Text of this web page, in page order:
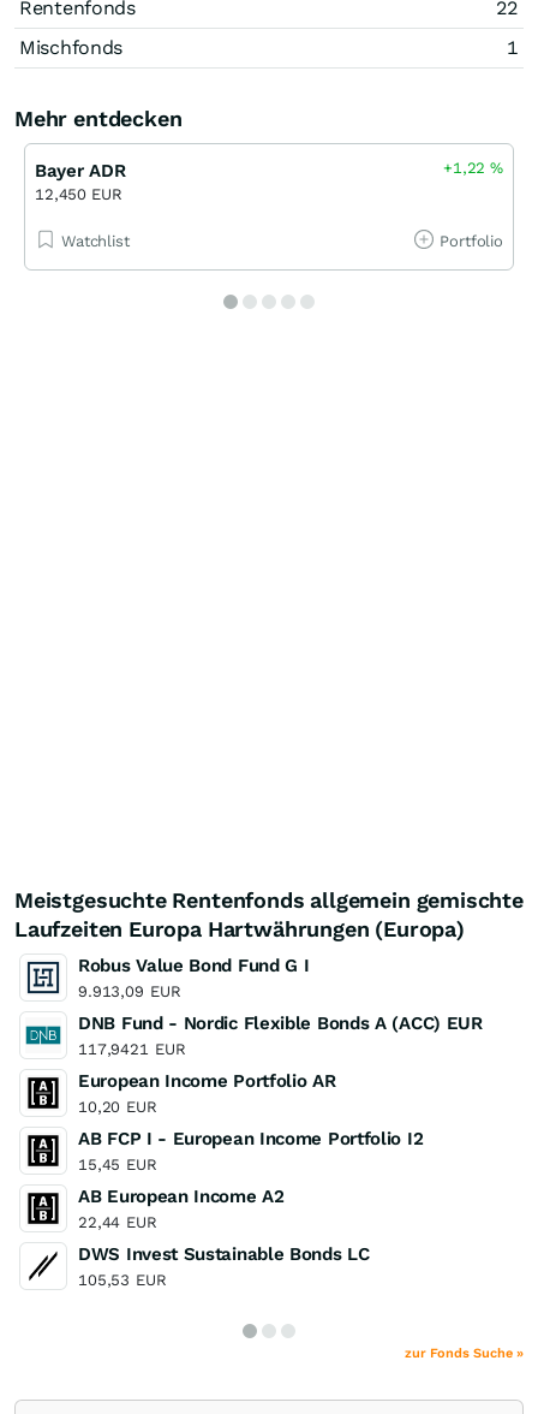
Rentenfonds
22
Mischfonds
1
Mehr entdecken
Bayer ADR
12,450 EUR
+1,22%
Watchlist Portfolio
Meistgesuchte Rentenfonds allgemein gemischte
Laufzeiten Europa Hartwährungen (Europa)
Robus Value Bond Fund G I
9.913,09 EUR
DNB Fund - Nordic Flexible Bonds A (ACC) EUR
117,9421 EUR
European Income Portfolio AR
10,20 EUR
AB FCP I - European Income Portfolio I2
15,45 EUR
AB European Income A2
22,44 EUR
DWS Invest Sustainable Bonds LC
105,53 EUR
zur Fonds Suche »